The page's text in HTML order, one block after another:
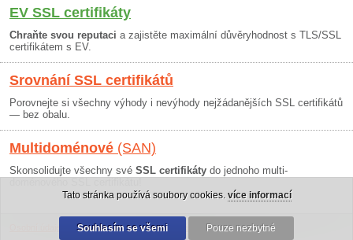
EV SSL certifikáty
Chraňte svou reputaci a zajistěte maximální důvěryhodnost s TLS/SSL
certifikátem s EV.
Srovnání SSL certifikátů
Porovnejte si všechny výhody i nevýhody nejžádanějších SSL certifikátů
— bez obalu.
Multidoménové (SAN)
Skonsolidujte všechny své SSL certifikáty do jednoho multi-
Obchodní podmínky|30 dní záruka
Tato stránka používá soubory cookies. více informací
Souhlasím se všemi Pouze nezbytné